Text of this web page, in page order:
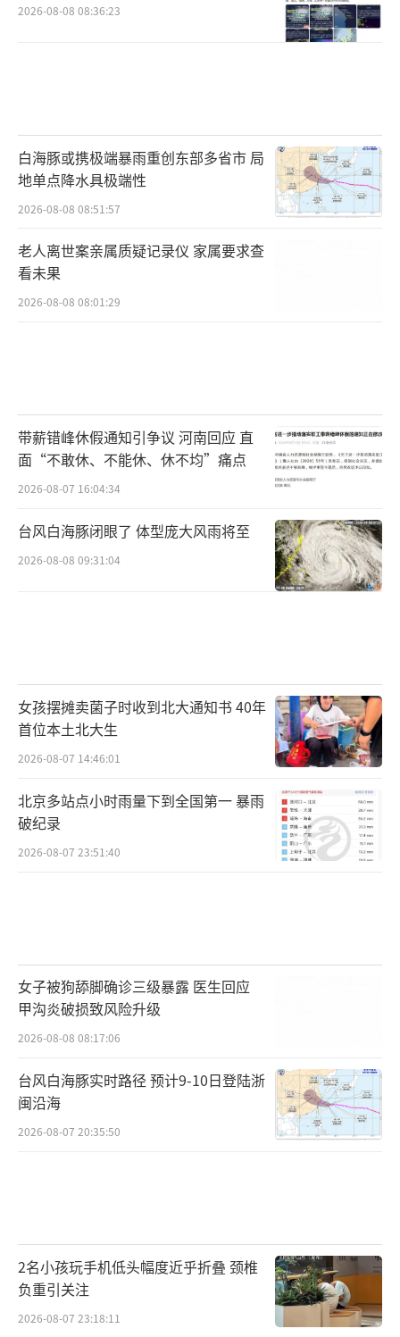
2026-08-08 08:36:23
白海豚或携极端暴雨重创东部多省市 局
地单点降水具极端性
2026-08-08 08:51:57
老人离世案亲属质疑记录仪 家属要求查
看未果
2026-08-08 08:01:29
带薪错峰休假通知引争议 河南回应 直
面“不敢休、不能休、休不均”痛点
2026-08-07 16:04:34
台风白海豚闭眼了 体型庞大风雨将至
2026-08-08 09:31:04
女孩摆摊卖菌子时收到北大通知书 40年
首位本土北大生
2026-08-07 14:46:01
北京多站点小时雨量下到全国第一 暴雨
破纪录
2026-08-07 23:51:40
女子被狗舔脚确诊三级暴露 医生回应
甲沟炎破损致风险升级
2026-08-08 08:17:06
台风白海豚实时路径 预计9-10日登陆浙
闽沿海
2026-08-07 20:35:50
2名小孩玩手机低头幅度近乎折叠 颈椎
负重引关注
2026-08-07 23:18:11